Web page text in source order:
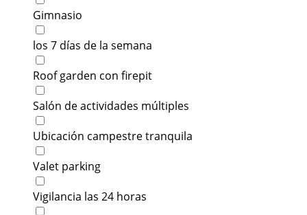
Gimnasio
los 7 días de la semana
Roof garden con firepit
Salón de actividades múltiples
Ubicación campestre tranquila
Valet parking
Vigilancia las 24 horas